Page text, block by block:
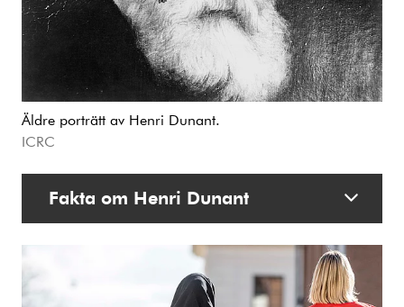
Äldre porträtt av Henri Dunant.
ICRC
Fakta om Henri Dunant